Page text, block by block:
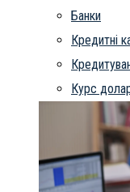
Банки
Кредитні
Курс